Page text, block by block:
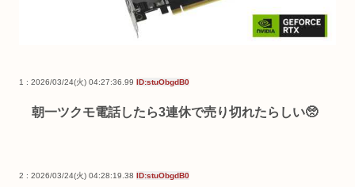
1 : 2026/03/24(火) 04:27:36.99 ID:stuObgdB0
朝一ツクモ電話したら3連休で売り切れたらしい🥺
2 : 2026/03/24(火) 04:28:19.38 ID:stuObgdB0